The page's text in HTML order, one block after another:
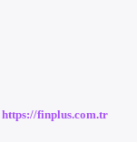
https://finplus.com.tr